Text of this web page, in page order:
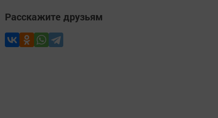
Расскажите друзьям